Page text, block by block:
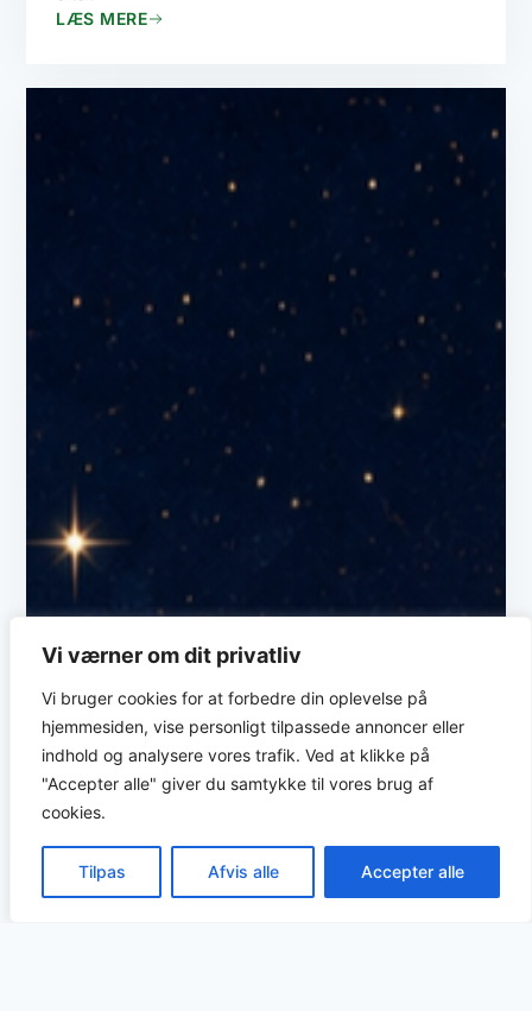
Vi værner om dit privatliv
Vi bruger cookies for at forbedre din oplevelse på
hjemmesiden, vise personligt tilpassede annoncer eller
indhold og analysere vores trafik. Ved at klikke på
"Accepter alle" giver du samtykke til vores brug af
cookies.
Tilpas Afvis alle Accepter alle
LÆS MERE
DA